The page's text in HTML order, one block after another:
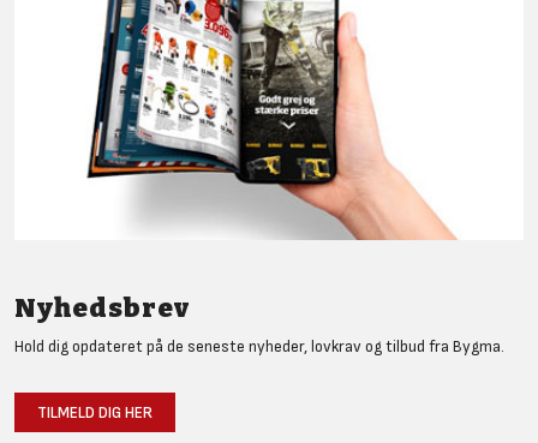
Nyhedsbrev
Hold dig opdateret på de seneste nyheder, lovkrav og tilbud fra Bygma.
TILMELD DIG HER